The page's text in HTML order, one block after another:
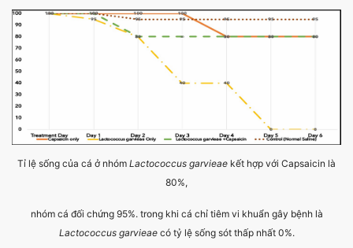
Tỉ lệ sống của cá ở nhóm Lactococcus garvieae kết hợp với Capsaicin là
80%,
nhóm cá đối chứng 95%. trong khi cá chỉ tiêm vi khuẩn gây bệnh là
Lactococcus garvieaecó tỷ lệ sống sót thấp nhất 0%.